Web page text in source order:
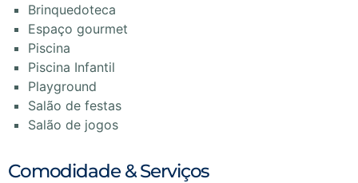
Brinquedoteca
Espaço gourmet
Piscina
Piscina Infantil
Playground
Salão de festas
Salão de jogos
Comodidade & Serviços